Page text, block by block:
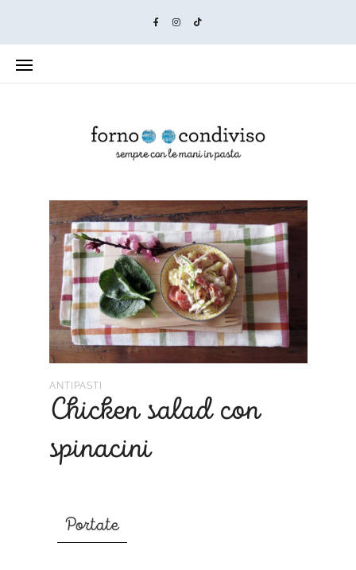
ANTIPASTI
Chicken salad con
spinacini
Portate